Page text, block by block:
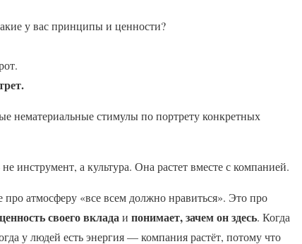
у вас принципы и ценности?
нематериальные стимулы по портрету конкретных
инструмент, а культура. Она растет вместе с компанией.
атмосферу «все всем должно нравиться». Это про
своего вкладаи понимает, зачем он здесь. Когда
у людей есть энергия — компания растёт, потому что